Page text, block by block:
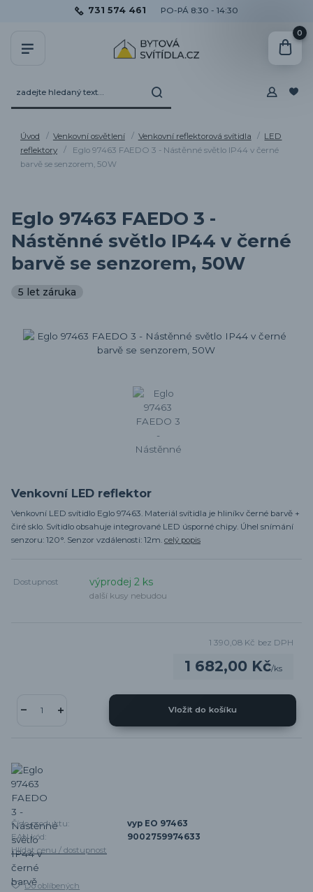
731 574 461 PO-PÁ 8:30 - 14:30
0
Úvod Venkovní osvětlení Venkovní reflektorová svítidla
LED
reflektory
Eglo 97463 FAEDO 3 - Nástěnné světlo IP44 v černé
barvě se senzorem, 50W
Eglo 97463 FAEDO 3 -
Nástěnné světlo IP44 v černé
barvě se senzorem, 50W
5 let záruka
Venkovní LED reflektor
Venkovní LED svítidlo Eglo 97463. Materiál svítidla je hliníkv černé barvě +
čiré sklo. Svítidlo obsahuje integrované LED úsporné chipy. Úhel snímání
senzoru: 120°. Senzor vzdálenosti: 12m. celý popis
Dostupnost výprodej 2 ks
další kusy nebudou
1 682,00 Kč/ks
1 390,08 Kč bez DPH
Vložit do košíku
Číslo produktu:
vyp EO 97463
EAN kód:
9002759974633
Hlídat cenu / dostupnost
Do oblíbených